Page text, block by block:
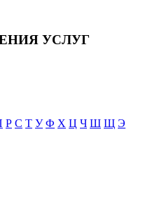
УСЛУГ
Р С Т У Ф Х Ц Ч Ш Щ Э